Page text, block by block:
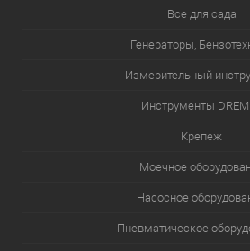
Все для сада
Генераторы,
Измерительный
Инструменты
Крепеж
Моечное
Насосное
Пневматическое